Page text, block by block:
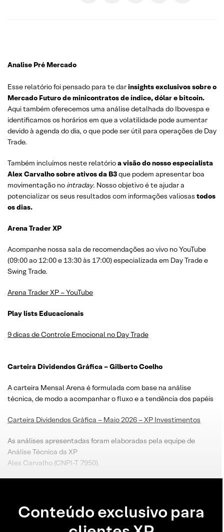
Analise Pré Mercado
Esse relatório foi pensado para te darinsights exclusivos sobre o
Mercado Futuro de minicontratos de índice, dólar e bitcoin.
Aqui também oferecemos uma análise detalhada do Ibovespa e
identificamos os horários em que a volatilidade pode aumentar
devido à agenda do dia, o que pode ser útil para operações de Day
Trade.
Também incluímos neste relatórioa visão do nosso especialista
Alex Carvalho sobre ativos da B3que podem apresentar boa
movimentação no intraday. Nosso objetivo é te ajudar a
potencializar os seus resultados com informações valiosas todos
os dias.
Arena Trader XP
Acompanhe nossa sala de recomendações ao vivo no YouTube
(09:00 ao 12:00 e 13:30 às 17:00) especializada em Day Trade e
Swing Trade.
Arena Trader XP – YouTube
Play lists Educacionais
9 dicas de Controle Emocional no Day Trade
Carteira Dividendos Gráfica – Gilberto Coelho
A carteira Mensal Arena é formulada com base na análise
técnica, de modo a acompanhar o fluxo e a tendência dos papéis
Carteira Dividendos Gráfica – Maio 2026 – XP Investimentos
As análises apresentadas foram elaboradas pela equipe de
Análise Técnica da XP
Alex Carvalho (CNPI-T 7950).
Conteúdo exclusivo para